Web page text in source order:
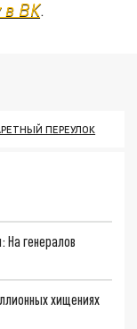
в ВК.
ПЕРЕУЛОК
генералов
хищениях